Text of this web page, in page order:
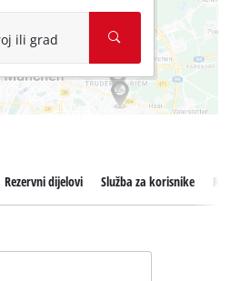
ili grad
Rezervni dijelovi Služba za korisnike